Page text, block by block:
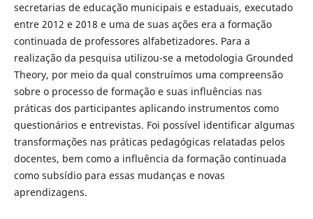
secretarias de educação municipais e estaduais, executado
entre 2012 e 2018 e uma de suas ações era a formação
continuada de professores alfabetizadores. Para a
realização da pesquisa utilizou-se a metodologia Grounded
Theory, por meio da qual construímos uma compreensão
sobre o processo de formação e suas influências nas
práticas dos participantes aplicando instrumentos como
questionários e entrevistas. Foi possível identificar algumas
transformações nas práticas pedagógicas relatadas pelos
docentes, bem como a influência da formação continuada
como subsídio para essas mudanças e novas
aprendizagens.